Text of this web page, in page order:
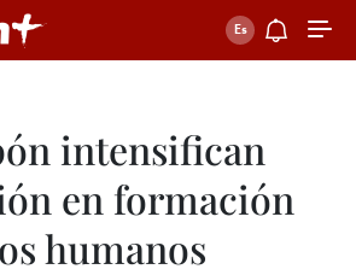
intensifican
en formación
humanos